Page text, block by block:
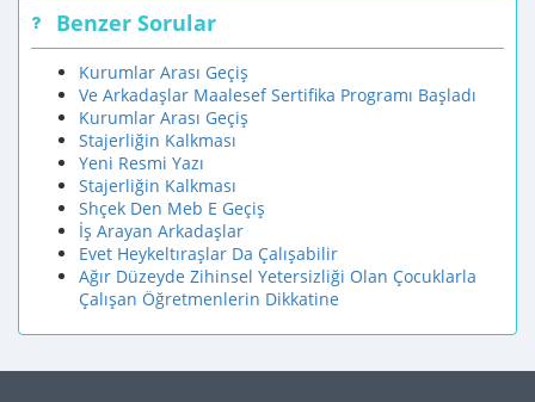
Benzer Sorular
Kurumlar Arası Geçiş
Ve Arkadaşlar Maalesef Sertifika Programı Başladı
Kurumlar Arası Geçiş
Stajerliğin Kalkması
Yeni Resmi Yazı
Stajerliğin Kalkması
Shçek Den Meb E Geçiş
İş Arayan Arkadaşlar
Evet Heykeltıraşlar Da Çalışabilir
Ağır Düzeyde Zihinsel Yetersizliği Olan Çocuklarla
Çalışan Öğretmenlerin Dikkatine